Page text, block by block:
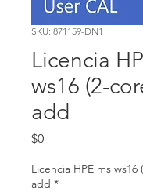
SKU: 871159-DN1
Licencia
ws16 (2-
add
$0Precio
Licencia HPE ms ws16
add *